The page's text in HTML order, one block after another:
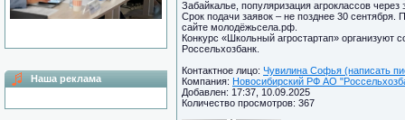
Наша реклама
Забайкалье, популяризация агроклассов
Срок подачи заявок – не позднее 30
сайте молодёжьсела.рф.
Конкурс «Школьный агростартап»
Россельхозбанк.
Контактное лицо: Чувилина Софья (написать
Компания: Новосибирский РФ АО
Добавлен: 17:37, 10.09.2025
Количество просмотров: 367